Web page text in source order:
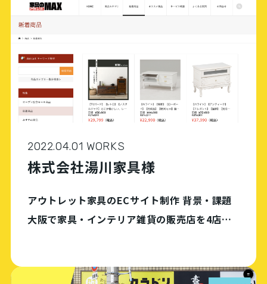
2022.04.01 WORKS
株式会社湯川家具様
アウトレット家具のECサイト制作 背景・課題
大阪で家具・インテリア雑貨の販売店を4店舗
商材を絞ってECサイトを運用してみたいと考え